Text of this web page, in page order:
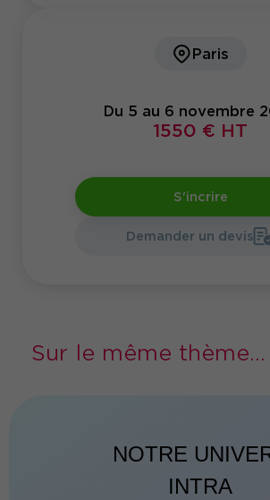
Paris
Du 5 au 6 novembre
1550 € HT
S'incrire
Demander un devis
Sur le même thème...
NOTRE
INTRA